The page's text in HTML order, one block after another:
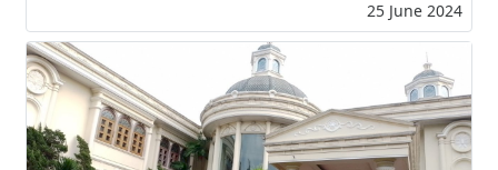
25 June 2024